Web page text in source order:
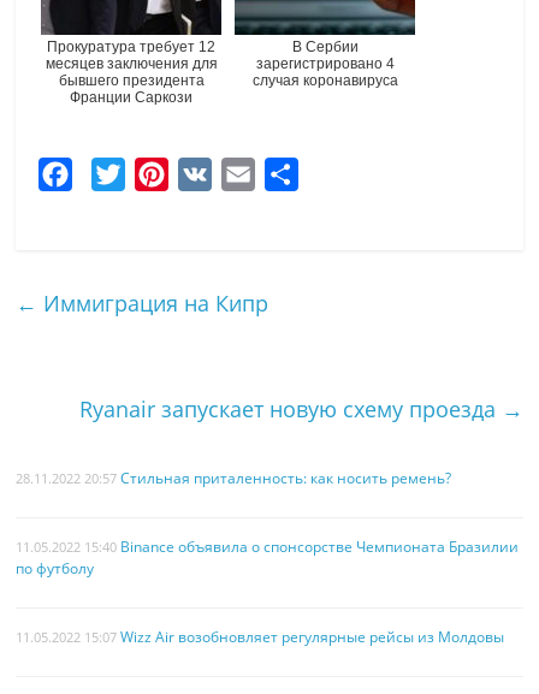
Прокуратура требует 12
месяцев заключения для
бывшего президента
Франции Саркози
В Сербии
зарегистрировано 4
случая коронавируса
b
k
t
e
s
l
т
← Иммиграция на Кипр
Ryanair запускает новую схему проезда →
28.11.2022 20:57 Стильная приталенность: как носить ремень?
11.05.2022 15:40 Binance объявила о спонсорстве Чемпионата Бразилии
по футболу
11.05.2022 15:07 Wizz Air возобновляет регулярные рейсы из Молдовы